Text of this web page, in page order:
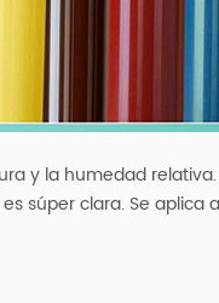
y la humedad
súper clara. Se aplica